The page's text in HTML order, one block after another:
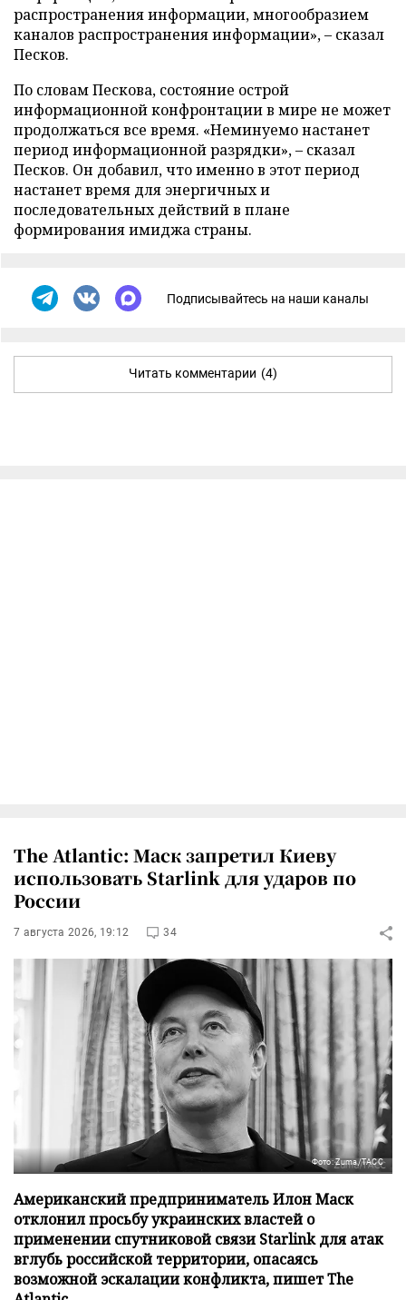
распространения информации, многообразием
каналов распространения информации», – сказал
Песков.
По словам Пескова, состояние острой
информационной конфронтации в мире не может
продолжаться все время. «Неминуемо настанет
период информационной разрядки», – сказал
Песков. Он добавил, что именно в этот период
настанет время для энергичных и
последовательных действий в плане
формирования имиджа страны.
Подписывайтесь на наши каналы
Читать комментарии (4)
The Atlantic: Маск запретил Киеву
использовать Starlink для ударов по
России
7 августа 2026, 19:12 34
Фото: Zuma/ТАСС
Американский предприниматель Илон Маск
отклонил просьбу украинских властей о
применении спутниковой связи Starlink для атак
вглубь российской территории, опасаясь
возможной эскалации конфликта, пишет The